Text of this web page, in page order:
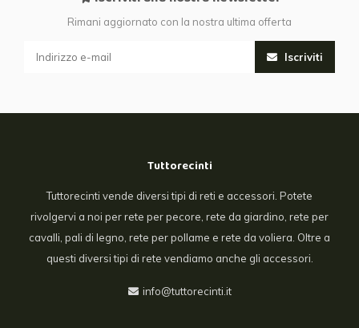
Rimani aggiornato con la nostra ultima offerta
Iscriviti
Tuttorecinti
Tuttorecinti vende diversi tipi di reti e accessori. Potete
rivolgervi a noi per rete per pecore, rete da giardino, rete per
cavalli, pali di legno, rete per pollame e rete da voliera. Oltre a
questi diversi tipi di rete vendiamo anche gli accessori.
info@tuttorecinti.it